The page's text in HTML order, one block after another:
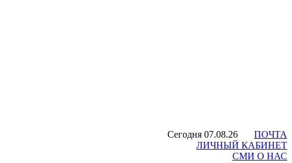
Сегодня 07.08.26
ПОЧТА
ЛИЧНЫЙ КАБИНЕТ
СМИ О НАС